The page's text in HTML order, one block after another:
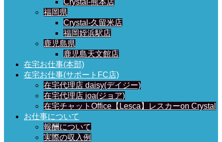
Crystal-熊本店
福岡県
Crystal-久留米店
福岡姪浜駅店
鹿児島県
鹿児島天文館店
在宅お仕事(本部)
在宅お仕事(サポートFC店)
在宅代理店 daisy(デイジー)
在宅代理店 joa(ジョア)
在宅チャットOffice【Lesca】レスカーon Crystal
お仕事について
報酬について
実際の収入例